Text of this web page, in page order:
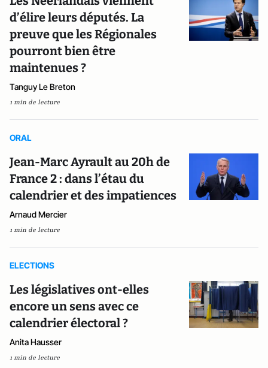
d’élire leurs députés. La
preuve que les Régionales
pourront bien être
maintenues ?
Tanguy Le Breton
1 min de lecture
ORAL
Jean-Marc Ayrault au 20h de
France 2 : dans l’étau du
calendrier et des impatiences
Arnaud Mercier
1 min de lecture
ELECTIONS
Les législatives ont-elles
encore un sens avec ce
calendrier électoral ?
Anita Hausser
1 min de lecture